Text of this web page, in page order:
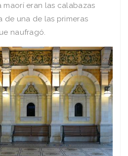
eran las calabazas
de una de las primeras
naufragó.